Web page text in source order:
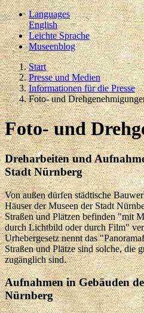
Languages
English
Leichte Sprache
Museenblog
Start
Presse und Medien
Informationen für die Presse
Foto- und
Foto- und
Dreharbeiten und
Stadt Nürnberg
Von außen dürfen städtische
Häuser der Museen der Stadt
Straßen und Plätzen befinden "mit
durch Lichtbild oder durch Film"
Urhebergesetz nennt das
Straßen und Plätze sind solche, die
zugänglich sind.
Aufnahmen in Gebäuden
Nürnberg